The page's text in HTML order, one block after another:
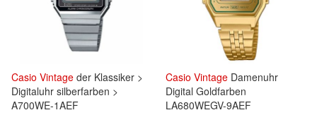
Casio Vintage der Klassiker >
Digitaluhr silberfarben >
A700WE-1AEF
Casio Vintage Damenuhr
Digital Goldfarben
LA680WEGV-9AEF